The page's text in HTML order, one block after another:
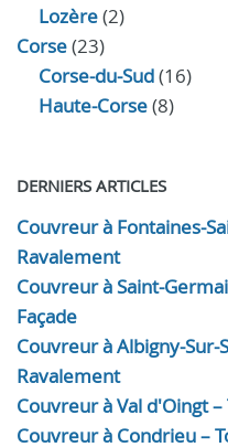
Lozère(2)
Corse(23)
Corse-du-Sud(16)
Haute-Corse(8)
DERNIERS ARTICLES
Couvreur à Fontaines-
Ravalement
Couvreur à Saint-
Façade
Couvreur à Albigny-Sur-
Ravalement
Couvreur à Val d'Oingt
Couvreur à Condrieu –